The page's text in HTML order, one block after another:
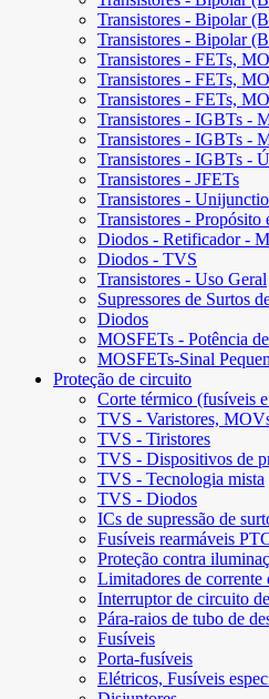
Transistores - Bipolar
Transistores - Bipolar
Transistores - FETs,
Transistores - FETs,
Transistores - FETs,
Transistores - IGBTs -
Transistores - IGBTs -
Transistores - IGBTs -
Transistores - JFETs
Transistores -
Transistores - Propósito
Diodos - Retificador -
Diodos - TVS
Transistores - Uso Geral
Supressores de Surtos
Diodos
MOSFETs - Potência
MOSFETs-Sinal
Proteção de circuito
Corte térmico (fusíveis
TVS - Varistores,
TVS - Tiristores
TVS - Dispositivos de
TVS - Tecnologia mista
TVS - Diodos
ICs de supressão de
Fusíveis rearmáveis
Proteção contra
Limitadores de
Interruptor de circuito
Pára-raios de tubo de
Fusíveis
Porta-fusíveis
Elétricos, Fusíveis